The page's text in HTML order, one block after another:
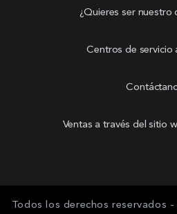
¿Quieres ser nuestro
Centros de servicio
Ventas a través del sitio
Todos los derechos reservados